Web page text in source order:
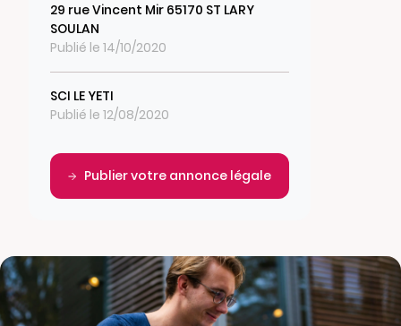
29 rue Vincent Mir 65170 ST LARY
SOULAN
Publié le 14/10/2020
SCI LE YETI
Publié le 12/08/2020
Publier votre annonce légale